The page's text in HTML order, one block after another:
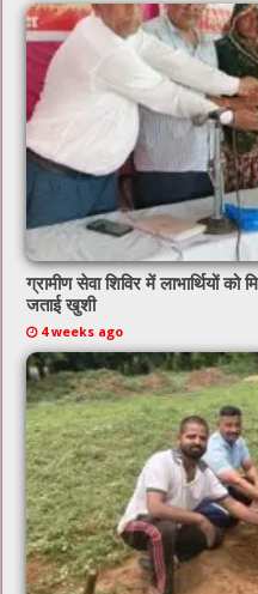
ग्रामीण सेवा शिविर में लाभार्थियों
जताई खुशी
4 weeks ago